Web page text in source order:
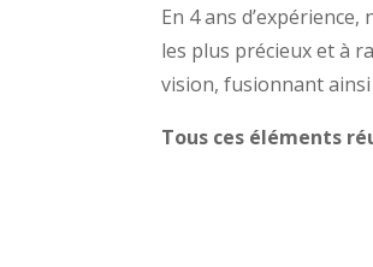
En 4 ans
les plus précieux et à
vision, fusionnant
Tous ces éléments